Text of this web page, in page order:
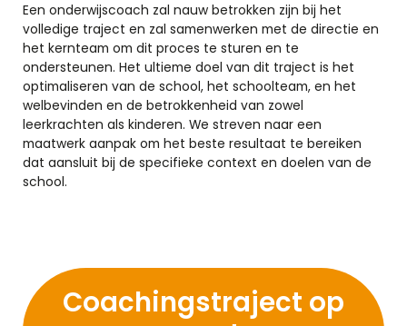
Een onderwijscoach zal nauw betrokken zijn bij het
volledige traject en zal samenwerken met de directie en
het kernteam om dit proces te sturen en te
ondersteunen. Het ultieme doel van dit traject is het
optimaliseren van de school, het schoolteam, en het
welbevinden en de betrokkenheid van zowel
leerkrachten als kinderen. We streven naar een
maatwerk aanpak om het beste resultaat te bereiken
dat aansluit bij de specifieke context en doelen van de
school.
Coachingstraject op